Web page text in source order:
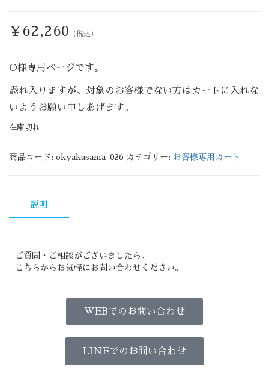
¥62,260 (税込)
O様専用ページです。
恐れ入りますが、対象のお客様でない方はカートに入れな
いようお願い申しあげます。
在庫切れ
商品コード: okyakusama-026 カテゴリー: お客様専用カート
説明
ご質問・ご相談がございましたら、
こちらからお気軽にお問い合わせください。
WEBでのお問い合わせ
LINEでのお問い合わせ